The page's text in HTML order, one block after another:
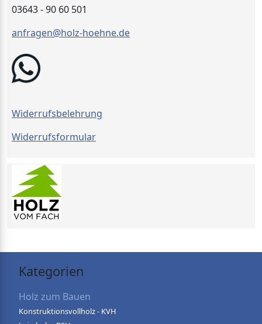
03643 - 90 60 501
anfragen@holz-hoehne.de
Widerrufsbelehrung
Widerrufsformular
Kategorien
Holz zum Bauen
Konstruktionsvollholz - KVH